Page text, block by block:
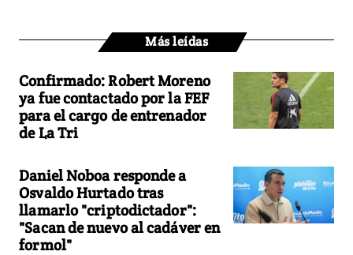
Más leídas
Confirmado: Robert Moreno
ya fue contactado por la FEF
para el cargo de entrenador
de La Tri
Daniel Noboa responde a
Osvaldo Hurtado tras
llamarlo "criptodictador":
"Sacan de nuevo al cadáver en
formol"